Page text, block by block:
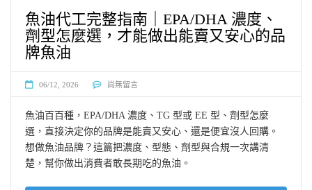
魚油代工完整指南｜EPA/DHA 濃度、
劑型怎麼選，才能做出能賣又安心的品
牌魚油
06/12, 2026 尚無留言
魚油百百種，EPA/DHA 濃度、TG 型或 EE 型、劑型怎麼
選，直接決定你的品牌是能賣又安心、還是便宜沒人回購。
想做魚油品牌？這篇把濃度、型態、劑型與合規一次講清
楚，幫你做出消費者敢長期吃的魚油。